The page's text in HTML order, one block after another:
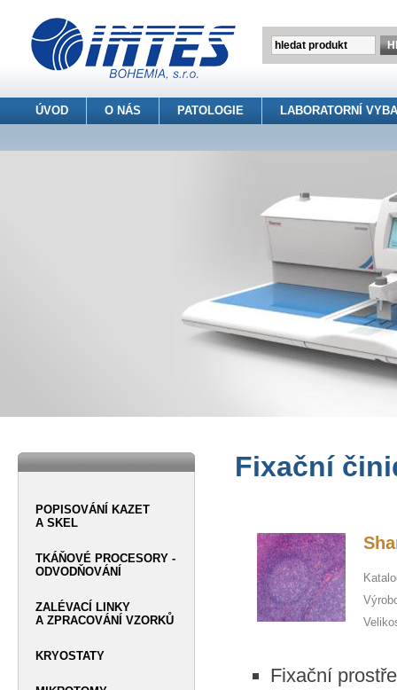
ÚVOD O NÁS PATOLOGIE LABORATORNÍ
Fixační
Fixační
POPISOVÁNÍ KAZET
A SKEL
TKÁŇOVÉ PROCESORY -
ODVODŇOVÁNÍ
ZALÉVACÍ LINKY
A ZPRACOVÁNÍ VZORKŮ
KRYOSTATY